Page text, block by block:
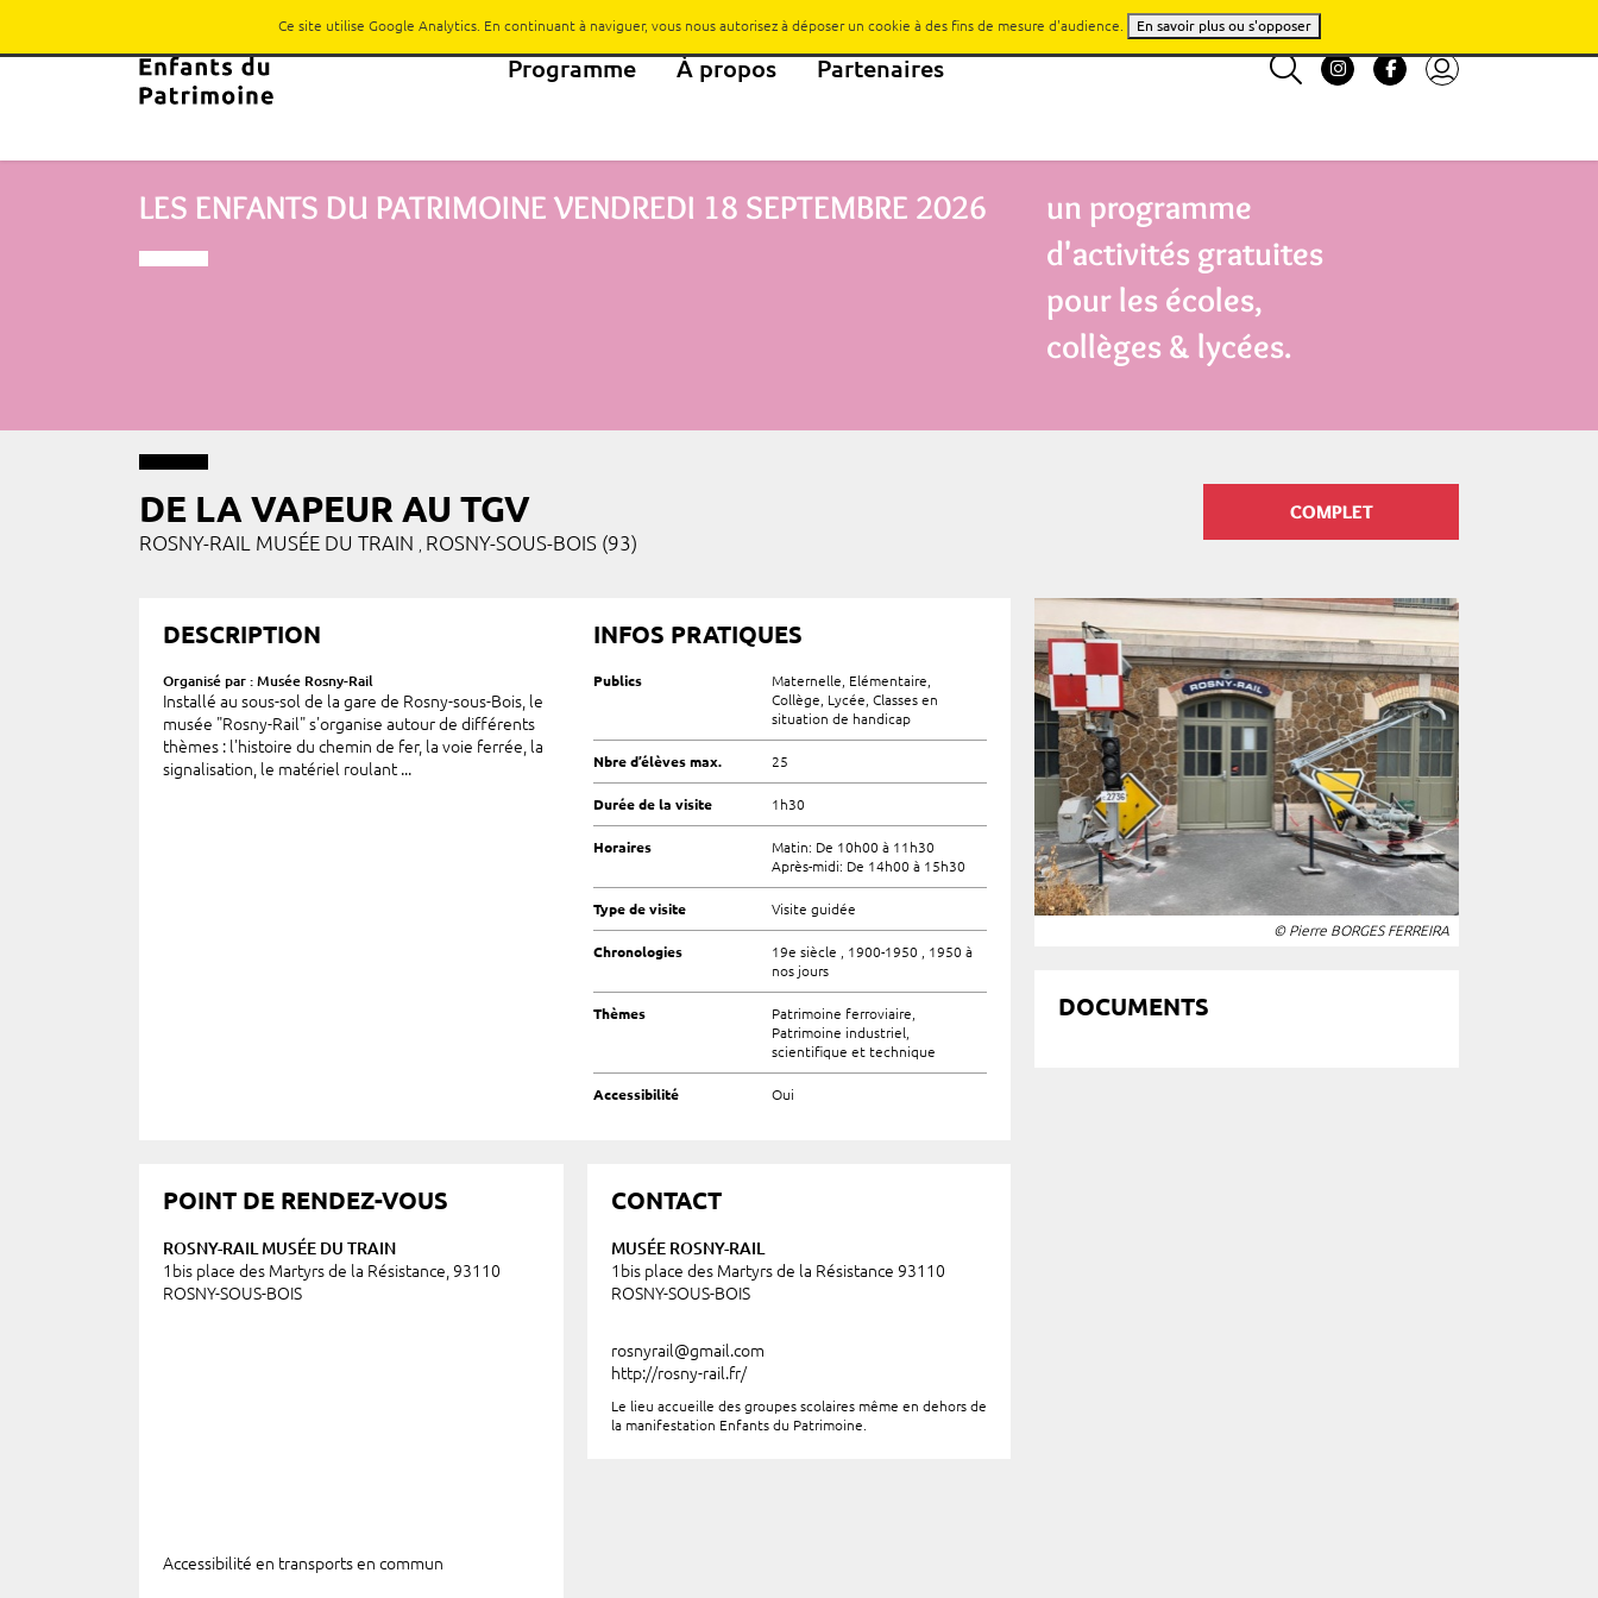
Programme À propos Partenaires
LES ENFANTS DU PATRIMOINE VENDREDI 18 SEPTEMBRE 2026
un programme
d'activités gratuites
pour les écoles,
collèges & lycées.
DE LA VAPEUR AU TGV
ROSNY-RAIL MUSÉE DU TRAIN ROSNY-SOUS-BOIS (93)
COMPLET
DESCRIPTION
Organisé par : Musée Rosny-Rail
Installé au sous-sol de la gare de Rosny-sous-Bois, le
musée "Rosny-Rail" s'organise autour de différents
thèmes : l'histoire du chemin de fer, la voie ferrée, la
signalisation, le matériel roulant ...
INFOS PRATIQUES
Publics
Maternelle, Elémentaire,
Collège, Lycée, Classes en
situation de handicap
Nbre d’élèves max. 25
Durée de la visite 1h30
Horaires
Matin: De 10h00 à 11h30
Après-midi: De 14h00 à 15h30
Type de visite Visite guidée
Chronologies
19e siècle , 1900-1950 , 1950 à
nos jours
Thèmes
Patrimoine ferroviaire,
Patrimoine industriel,
scientifique et technique
Accessibilité Oui
POINT DE RENDEZ-VOUS
ROSNY-RAIL MUSÉE DU TRAIN
1bis place des Martyrs de la Résistance, 93110
ROSNY-SOUS-BOIS
Accessibilité en transports en commun
CONTACT
MUSÉE ROSNY-RAIL
1bis place des Martyrs de la Résistance 93110
ROSNY-SOUS-BOIS
rosnyrail@gmail.com
http://rosny-rail.fr/
Le lieu accueille des groupes scolaires même en dehors de
la manifestation Enfants du Patrimoine.
© Pierre BORGES FERREIRA
DOCUMENTS
Ce site utilise Google Analytics. En continuant à naviguer, vous nous autorisez à déposer un cookie à des fins de mesure d'audience. En savoir plus ou s'opposer